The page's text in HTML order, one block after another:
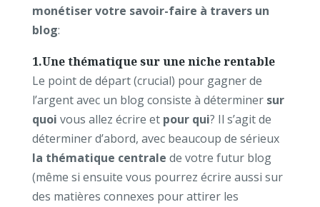
monétiser votre savoir-faire à travers un
blog:
1.Une thématique sur une niche rentable
Le point de départ (crucial) pour gagner de
l’argent avec un blog consiste à déterminer sur
quoi vous allez écrire et pour qui? Il s’agit de
déterminer d’abord, avec beaucoup de sérieux
la thématique centrale de votre futur blog
(même si ensuite vous pourrez écrire aussi sur
des matières connexes pour attirer les